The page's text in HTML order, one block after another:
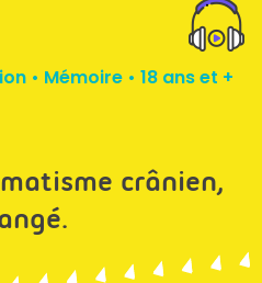
• Mémoire • 18 ans et +
crânien,